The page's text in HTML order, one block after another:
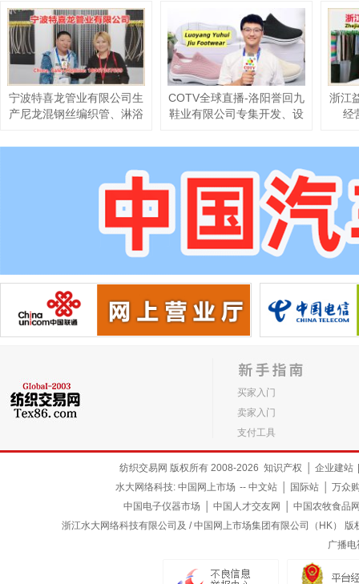
铝塑管铜接头、铝塑PPR、
PPR地暖管、以及各种水暖
水管等产品，迎大家光临！
宁波特喜龙管业有限公司生
产尼龙混钢丝编织管、淋浴
COTV全球直播-洛阳誉回九
鞋业有限公司专集开发、设
类制造企业，公司主要生
织鞋等鞋类产品，欢迎大家
光临！
浙江
经
买家入门
卖家入门
支付工具
纺织交易网 版权所有 2008-2026 知识产权 企业建站
水大网络科技: 中国网上市场 -- 中文站 国际站
万众
中国电子仪器市场
中国人才交友网
中国农牧食品
浙江水大网络科技有限公司及 / 中国网上市场集团有限公司（HK）
广播